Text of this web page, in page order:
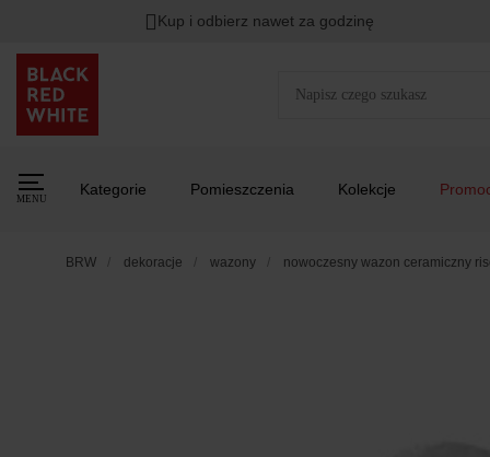
Kup i odbierz nawet za godzinę
MENU
Kategorie Pomieszczenia Kolekcje
BRW dekoracje wazony nowoczesny wazon ceramiczny